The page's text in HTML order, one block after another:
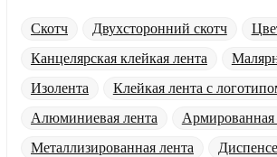
Скотч Двухсторонний скотч
Канцелярская клейкая лента
Изолента
Клейкая лента с
Алюминиевая лента
Армированная
Металлизированная лента